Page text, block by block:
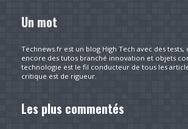
Un mot
Technews.fr est un blog High Tech avec des tests,
encore des tutos branché innovation et objets
technologie est le fil conducteur de tous les
critique est de rigueur.
Les plus commentés